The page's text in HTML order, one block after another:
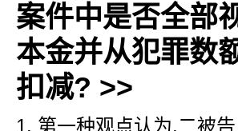
案件中是否全部
本金并从犯罪数
扣减? >>
1. 第一种观点认为,二被